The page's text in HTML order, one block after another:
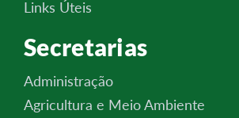
Links Úteis
Secretarias
Administração
Agricultura e Meio Ambiente